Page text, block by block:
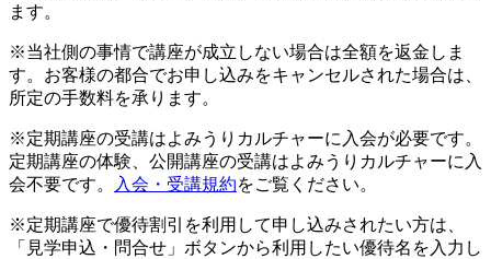
ます。
※当社側の事情で講座が成立しない場合は全額を返金しま
す。お客様の都合でお申し込みをキャンセルされた場合は、
所定の手数料を承ります。
※定期講座の受講はよみうりカルチャーに入会が必要です。
定期講座の体験、公開講座の受講はよみうりカルチャーに入
会不要です。
入会・受講規約をご覧ください。
※定期講座で優待割引を利用して申し込みされたい方は、
「見学申込・問合せ」ボタンから利用したい優待名を入力し